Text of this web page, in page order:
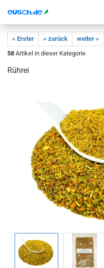
« Erster « zurück weiter »
58 Artikel in dieser Kategorie
Rührei